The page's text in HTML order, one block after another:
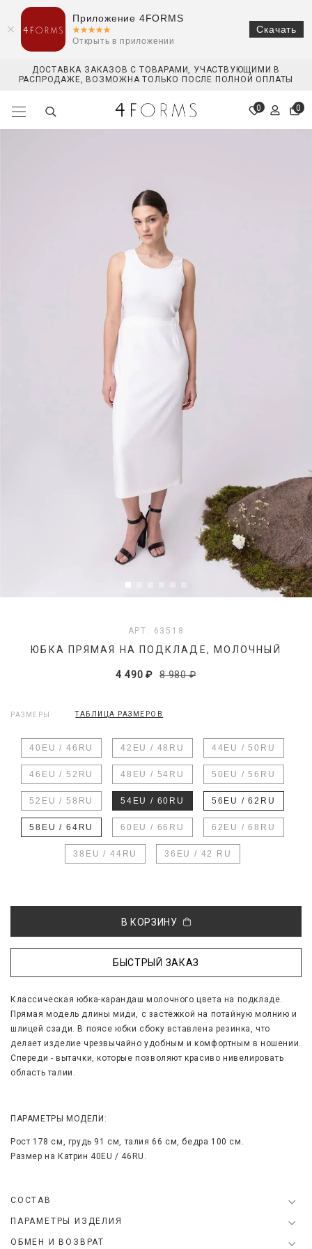
ДОСТАВКА ЗАКАЗОВ С ТОВАРАМИ, УЧАСТВУЮЩИМИ В
РАСПРОДАЖЕ, ВОЗМОЖНА ТОЛЬКО ПОСЛЕ ПОЛНОЙ ОПЛАТЫ
0 0
АРТ. 63518
ЮБКА ПРЯМАЯ НА ПОДКЛАДЕ, МОЛОЧНЫЙ
4 490 ₽ 8 980 ₽
РАЗМЕРЫ ТАБЛИЦА РАЗМЕРОВ
40EU / 46RU 42EU / 48RU 44EU / 50RU
46EU / 52RU 48EU / 54RU 50EU / 56RU
52EU / 58RU 54EU / 60RU 56EU / 62RU
58EU / 64RU 60EU / 66RU 62EU / 68RU
38ЕU / 44RU 36EU / 42 RU
В КОРЗИНУ
БЫСТРЫЙ ЗАКАЗ
Классическая юбка-карандаш молочного цвета на подкладе.
Прямая модель длины миди, с застёжкой на потайную молнию и
шлицей сзади. В поясе юбки сбоку вставлена резинка, что
делает изделие чрезвычайно удобным и комфортным в ношении.
Спереди - вытачки, которые позволяют красиво нивелировать
область талии.
ПАРАМЕТРЫ МОДЕЛИ:
Рост 178 см, грудь 91 см, талия 66 см, бедра 100 см.
Размер на Катрин 40EU / 46RU.
СОСТАВ
ПАРАМЕТРЫ ИЗДЕЛИЯ
ОБМЕН И ВОЗВРАТ
Приложение 4FORMS
Открыть в приложении
Скачать